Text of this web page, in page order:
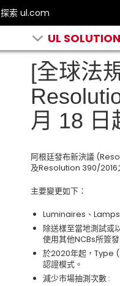
探索 ul.com
UL
[全球法
月 18 日
阿根廷發布新決議
及Resolution 390/2016
主要變更如下：
Luminaires、
除送樣至當地測試或
使用其他NCBs所簽
於2020年起，Type
認證模式。
減少市場抽測次數 :